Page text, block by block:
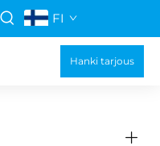
FI
Hanki tarjous